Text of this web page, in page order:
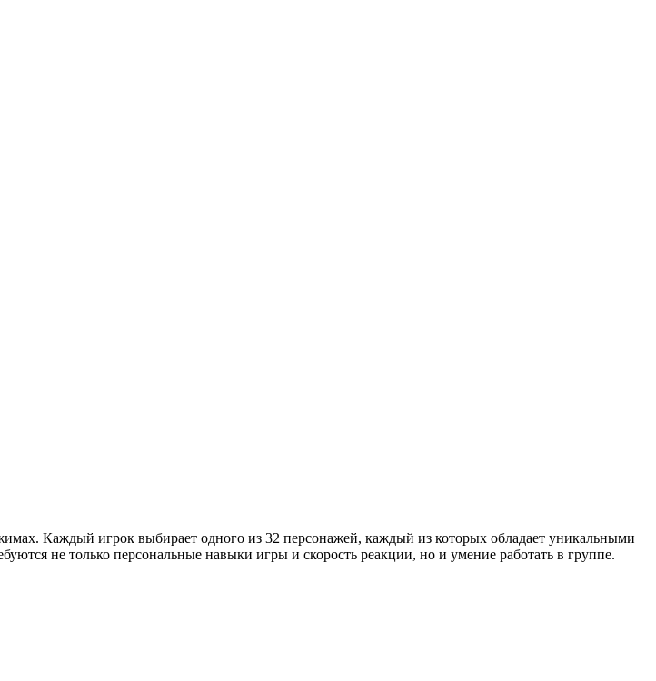
Каждый игрок выбирает одного из 32 персонажей, каждый из которых обладает уникальными
не только персональные навыки игры и скорость реакции, но и умение работать в группе.